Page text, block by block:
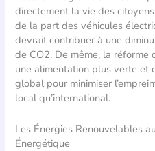
directement la vie des
de la part des véhicules
devrait contribuer à une
de CO2. De même, la
une alimentation plus verte et
global pour minimiser
local qu’international.
Les Énergies Renouvelables
Énergétique